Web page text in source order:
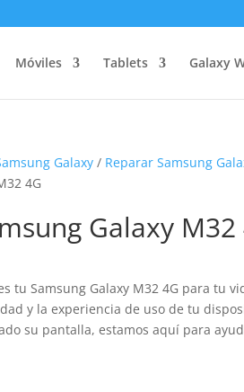
Móviles Tablets Galaxy
Galaxy / Reparar Samsung
4G
Galaxy M32
tu Samsung Galaxy M32 4G para tu
y la experiencia de uso de tu
su pantalla, estamos aquí para